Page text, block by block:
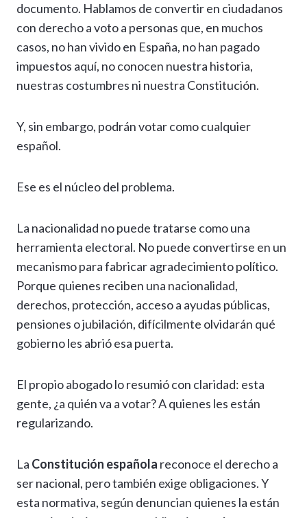
documento. Hablamos de convertir en ciudadanos
con derecho a voto a personas que, en muchos
casos, no han vivido en España, no han pagado
impuestos aquí, no conocen nuestra historia,
nuestras costumbres ni nuestra Constitución.
Y, sin embargo, podrán votar como cualquier
español.
Ese es el núcleo del problema.
La nacionalidad no puede tratarse como una
herramienta electoral. No puede convertirse en un
mecanismo para fabricar agradecimiento político.
Porque quienes reciben una nacionalidad,
derechos, protección, acceso a ayudas públicas,
pensiones o jubilación, difícilmente olvidarán qué
gobierno les abrió esa puerta.
El propio abogado lo resumió con claridad: esta
gente, ¿a quién va a votar? A quienes les están
regularizando.
La Constitución española reconoce el derecho a
ser nacional, pero también exige obligaciones. Y
esta normativa, según denuncian quienes la están